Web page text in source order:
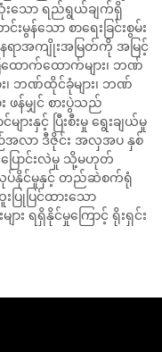
သုံးသော ရည်ရွယ်ချက်ရှိ
သော စာရေးခြင်းစွမ်း
ရာအကျိုးအမြတ်ကို အမြင့်
ထောက်ထောက်များ၊ ဘဏ်
၊ ဘဏ်ထိုင်ခုံများ၊ ဘဏ်
ဖန်မျှင် စားပွဲသည်
ျားနှင့် ပြီးစီးမှု ရွေးချယ်မှု
ဉ်အလာ ဒီဇိုင်း အလှအပ နှစ်
ြောင်းလဲမှု သို့မဟုတ်
လုပ်နိုင်မှုနှင့် တည်ဆဲစက်ရုံ
ပြုပြင်ထားသော
း ရရှိနိုင်မှုကြောင့် ရိုးရှင်း